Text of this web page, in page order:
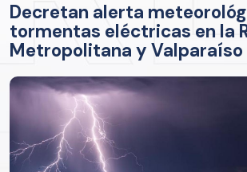
Decretan alerta
tormentas eléctricas en la
Metropolitana y Valparaíso